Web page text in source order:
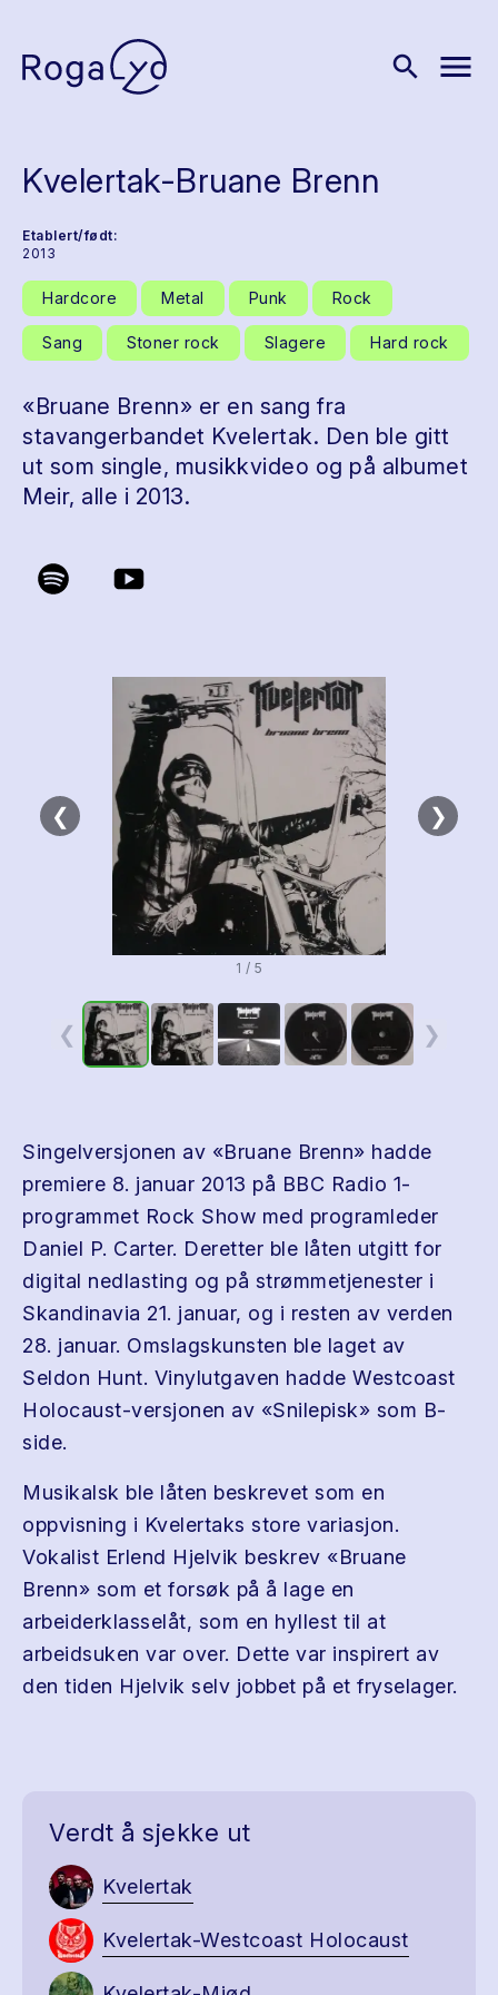
search menu
Kvelertak-Bruane Brenn
Etablert/født:
2013
Hardcore Metal Punk Rock
Sang Stoner rock Slagere Hard rock
«Bruane Brenn» er en sang fra
stavangerbandet Kvelertak. Den ble gitt
ut som single, musikkvideo og på albumet
Meir, alle i 2013.
❮ ❯
1 / 5
❮ ❯
Singelversjonen av «Bruane Brenn» hadde
premiere 8. januar 2013 på BBC Radio 1-
programmet Rock Show med programleder
Daniel P. Carter. Deretter ble låten utgitt for
digital nedlasting og på strømmetjenester i
Skandinavia 21. januar, og i resten av verden
28. januar. Omslagskunsten ble laget av
Seldon Hunt. Vinylutgaven hadde Westcoast
Holocaust-versjonen av «Snilepisk» som B-
side.
Musikalsk ble låten beskrevet som en
oppvisning i Kvelertaks store variasjon.
Vokalist Erlend Hjelvik beskrev «Bruane
Brenn» som et forsøk på å lage en
arbeiderklasselåt, som en hyllest til at
arbeidsuken var over. Dette var inspirert av
den tiden Hjelvik selv jobbet på et fryselager.
Verdt å sjekke ut
Kvelertak
Kvelertak-Westcoast Holocaust